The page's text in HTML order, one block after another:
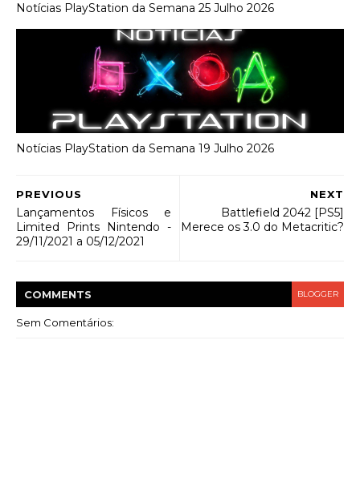
Notícias PlayStation da Semana 25 Julho 2026
Notícias PlayStation da Semana 19 Julho 2026
NEXT
Battlefield 2042 [PS5]
Merece os 3.0 do Metacritic?
PREVIOUS
Lançamentos Físicos e
Limited Prints Nintendo -
29/11/2021 a 05/12/2021
COMMENTS BLOGGER
Sem Comentários: